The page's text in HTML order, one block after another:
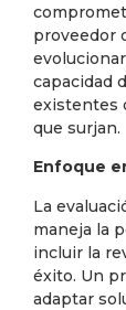
proveedor
capacidad
existentes
que surjan.
Enfoque
La
maneja la
incluir la
éxito. Un
adaptar